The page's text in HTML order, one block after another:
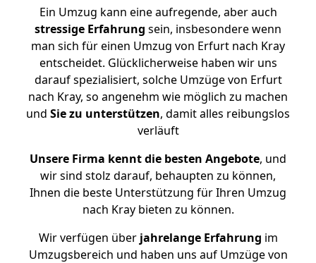
Ein Umzug kann eine aufregende, aber auch
stressige Erfahrung sein, insbesondere wenn
man sich für einen Umzug von Erfurt nach Kray
entscheidet. Glücklicherweise haben wir uns
darauf spezialisiert, solche Umzüge von Erfurt
nach Kray, so angenehm wie möglich zu machen
und Sie zu unterstützen, damit alles reibungslos
verläuft
Unsere Firma kennt die besten Angebote, und
wir sind stolz darauf, behaupten zu können,
Ihnen die beste Unterstützung für Ihren Umzug
nach Kray bieten zu können.
Wir verfügen überjahrelange Erfahrung im
Umzugsbereich und haben uns auf Umzüge von